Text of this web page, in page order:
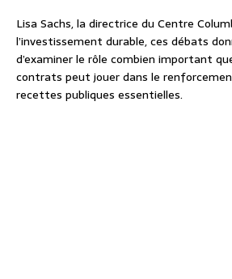
Lisa Sachs, la directrice du Centre
l’investissement durable, ces débats
d’examiner le rôle combien important
contrats peut jouer dans le
recettes publiques essentielles.